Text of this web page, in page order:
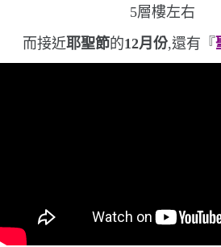
5層樓左右
而接近耶聖節的12月份,還有『